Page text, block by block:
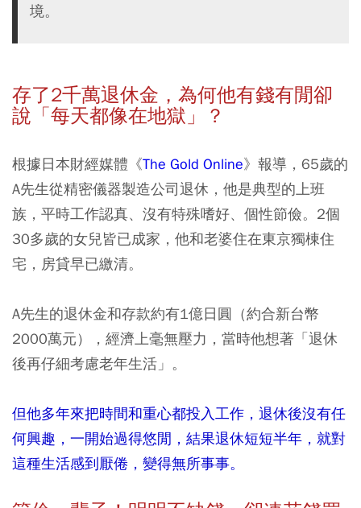
境。
存了2千萬退休金，為何他有錢有閒卻
說「每天都像在地獄」？
根據日本財經媒體《The Gold Online》報導，65歲的
A先生從精密儀器製造公司退休，他是典型的上班
族，平時工作認真、沒有特殊嗜好、個性節儉。2個
30多歲的女兒皆已成家，他和老婆住在東京獨棟住
宅，房貸早已繳清。
A先生的退休金和存款約有1億日圓（約合新台幣
2000萬元），經濟上毫無壓力，當時他想著「退休
後再仔細考慮老年生活」。
但他多年來把時間和重心都投入工作，退休後沒有任
何興趣，一開始過得悠閒，結果退休短短半年，就對
這種生活感到厭倦，變得無所事事。